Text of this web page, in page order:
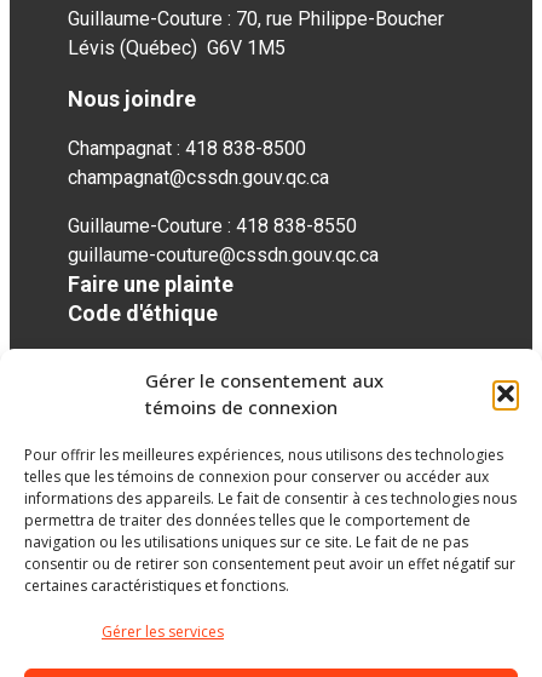
Gérer le consentement aux
témoins de connexion
Pour offrir les meilleures expériences, nous utilisons des technologies
telles que les témoins de connexion pour conserver ou accéder aux
informations des appareils. Le fait de consentir à ces technologies nous
permettra de traiter des données telles que le comportement de
navigation ou les utilisations uniques sur ce site. Le fait de ne pas
consentir ou de retirer son consentement peut avoir un effet négatif sur
certaines caractéristiques et fonctions.
Gérer les services
Guillaume-Couture : 70, rue Philippe-Boucher
Lévis (Québec) G6V 1M5
Nous joindre
Champagnat : 418 838-8500
champagnat@cssdn.gouv.qc.ca
Guillaume-Couture : 418 838-8550
guillaume-couture@cssdn.gouv.qc.ca
Faire une plainte
Code d'éthique
Réseaux sociaux
twittergoogleplusgoogleplusgoogleplusgoogleplusgoogleplus